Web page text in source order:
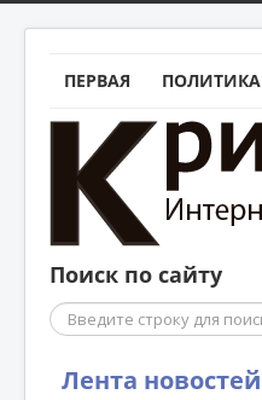
ПЕРВАЯ ПОЛИТИКА
Поиск по сайту
Поиск
Лента новостей